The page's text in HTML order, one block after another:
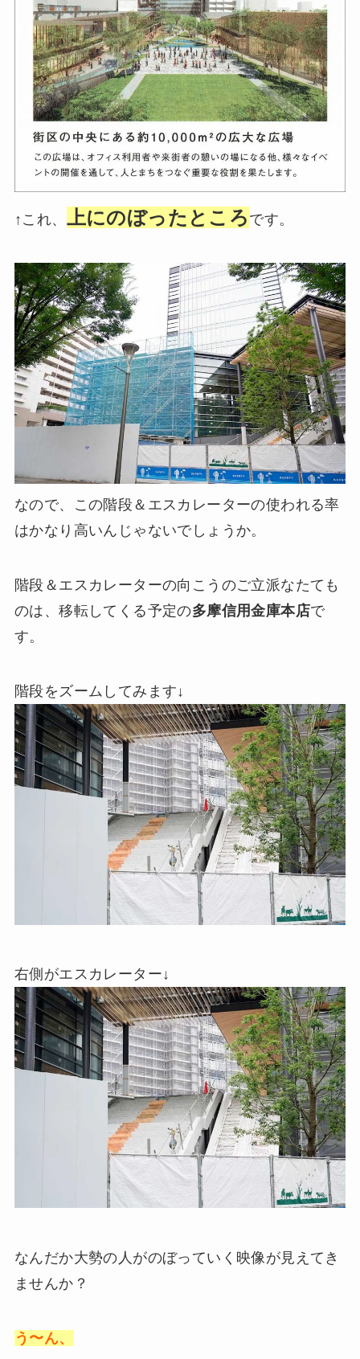
↑これ、 上にのぼったところ です。
なので、この階段＆エスカレーターの使われる率
はかなり高いんじゃないでしょうか。
階段＆エスカレーターの向こうのご立派なたても
のは、移転してくる予定の多摩信用金庫本店で
す。
階段をズームしてみます↓
右側がエスカレーター↓
なんだか大勢の人がのぼっていく映像が見えてき
ませんか？
う〜ん、